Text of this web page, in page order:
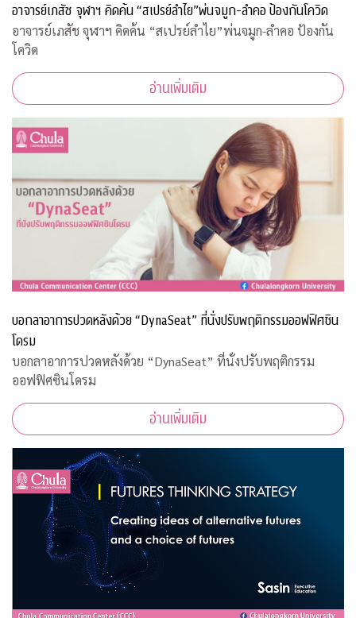
อาจารย์เภสัช จุฬาฯ คิดค้น “สเปรย์ลำไย”พ่นจมูก-ลำคอ ป้องกันโควิด
อาจารย์เภสัช จุฬาฯ คิดค้น “สเปรย์ลำไย”พ่นจมูก-ลำคอ ป้องกัน
โควิด
อ่านเพิ่มเติม
บอกลาอาการปวดหลังด้วย “DynaSeat” ที่นั่งปรับพฤติกรรมออฟฟิศซิน
โดรม
บอกลาอาการปวดหลังด้วย “DynaSeat” ที่นั่งปรับพฤติกรรม
ออฟฟิศซินโดรม
อ่านเพิ่มเติม